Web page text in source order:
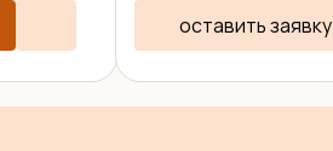
оставить заявку